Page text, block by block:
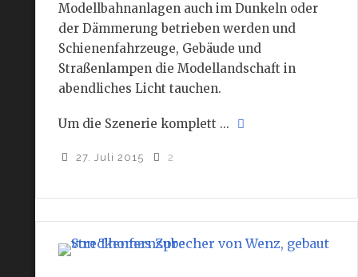
Modellbahnanlagen auch im Dunkeln oder
der Dämmerung betrieben werden und
Schienenfahrzeuge, Gebäude und
Straßenlampen die Modellandschaft in
abendliches Licht tauchen.
Um die Szenerie komplett ...
27. Juli 2015 2